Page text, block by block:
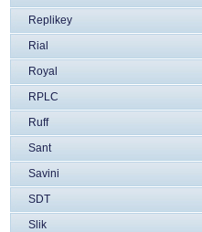
Replikey
Rial
Royal
RPLC
Ruff
Sant
Savini
SDT
Slik